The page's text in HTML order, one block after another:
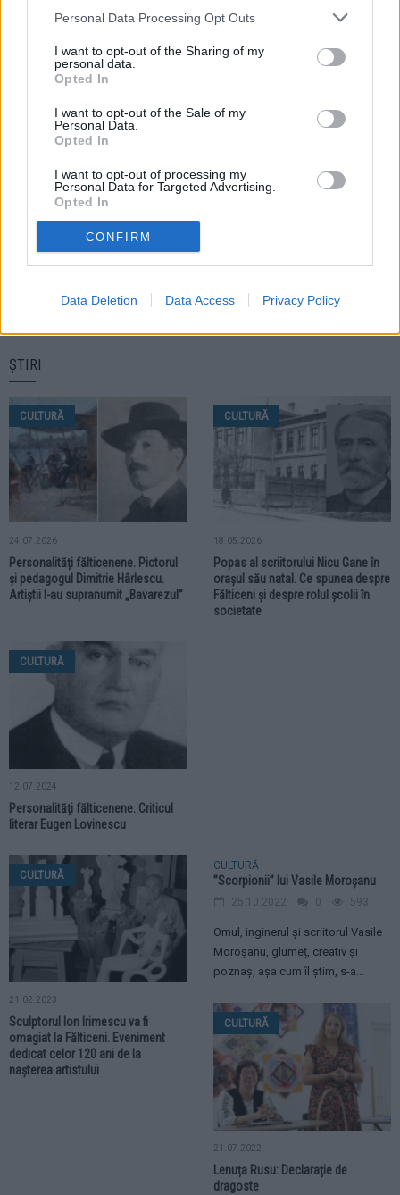
Personal Data Processing Opt Outs
I want to opt-out of the Sharing of my
personal data.
Opted In
I want to opt-out of the Sale of my
Personal Data.
Opted In
I want to opt-out of processing my
Personal Data for Targeted Advertising.
Opted In
CONFIRM
Data Deletion Data Access Privacy Policy
frământată în zonele Suceava, Rădăuți și Fălticeni
Incendiu într-o locuință din comuna Slatina.
Proprietarul s-a ales cu arsuri care au necesitat
îngrijiri de urgență la spital
ȘTIRI
CULTURĂ
24.07.2026
Personalități fălticenene. Pictorul
și pedagogul Dimitrie Hârlescu.
Artiștii l-au supranumit „Bavarezul”
CULTURĂ
18.05.2026
Popas al scriitorului Nicu Gane în
orașul său natal. Ce spunea despre
Fălticeni și despre rolul școlii în
societate
CULTURĂ
12.07.2024
Personalități fălticenene. Criticul
literar Eugen Lovinescu
CULTURĂ
21.02.2023
Sculptorul Ion Irimescu va fi
omagiat la Fălticeni. Eveniment
dedicat celor 120 ani de la
nașterea artistului
CULTURĂ
”Scorpionii” lui Vasile Moroșanu
25.10.2022 0 593
Omul, inginerul și scriitorul Vasile
Moroșanu, glumeț, creativ și
poznaș, așa cum îl știm, s-a...
CULTURĂ
21.07.2022
Lenuța Rusu: Declarație de
dragoste